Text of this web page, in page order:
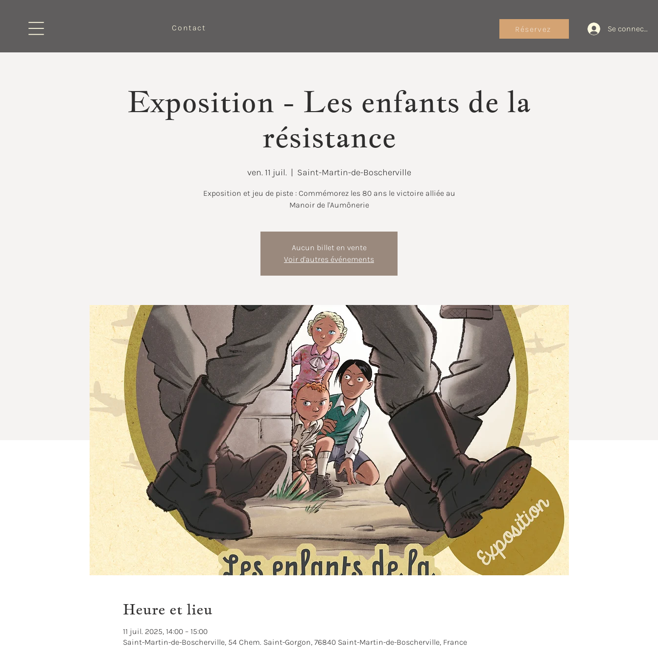
Contact Réservez Se connecter
Exposition - Les enfants de la
résistance
ven. 11 juil.
  |
Saint-Martin-de-Boscherville
Exposition et jeu de piste : Commémorez les 80 ans le victoire alliée au
Manoir de l'Aumônerie
Aucun billet en vente
Voir d'autres événements
Heure et lieu
11 juil. 2025, 14:00 – 15:00
Saint-Martin-de-Boscherville, 54 Chem. Saint-Gorgon, 76840 Saint-Martin-de-Boscherville, France